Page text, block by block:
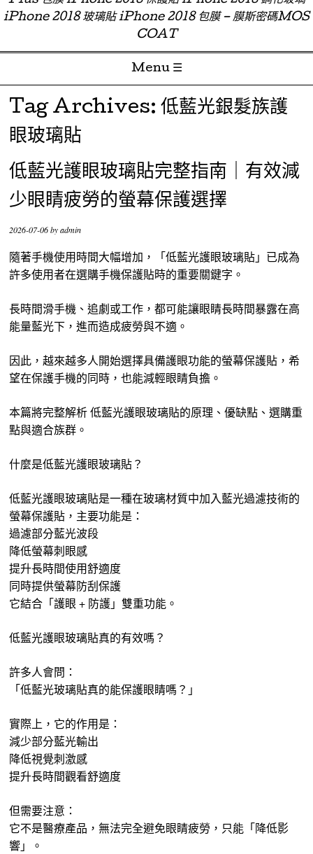
iPhone 2018 玻璃貼 iPhone 2018 包膜 – 膜斯密碼MOS
COAT
Menu ☰
Skip to content
Tag Archives:低藍光銀髮族護
眼玻璃貼
低藍光護眼玻璃貼完整指南｜有效減
少眼睛疲勞的螢幕保護選擇
2026-07-06byadmin
隨著手機使用時間大幅增加，「低藍光護眼玻璃貼」已成為
許多使用者在選購手機保護貼時的重要關鍵字。
長時間滑手機、追劇或工作，都可能讓眼睛長時間暴露在高
能量藍光下，進而造成疲勞與不適。
因此，越來越多人開始選擇具備護眼功能的螢幕保護貼，希
望在保護手機的同時，也能減輕眼睛負擔。
本篇將完整解析 低藍光護眼玻璃貼的原理、優缺點、選購重
點與適合族群。
什麼是低藍光護眼玻璃貼？
低藍光護眼玻璃貼是一種在玻璃材質中加入藍光過濾技術的
螢幕保護貼，主要功能是：
過濾部分藍光波段
降低螢幕刺眼感
提升長時間使用舒適度
同時提供螢幕防刮保護
它結合「護眼 + 防護」雙重功能。
低藍光護眼玻璃貼真的有效嗎？
許多人會問：
「低藍光玻璃貼真的能保護眼睛嗎？」
實際上，它的作用是：
減少部分藍光輸出
降低視覺刺激感
提升長時間觀看舒適度
但需要注意：
它不是醫療產品，無法完全避免眼睛疲勞，只能「降低影
響」。